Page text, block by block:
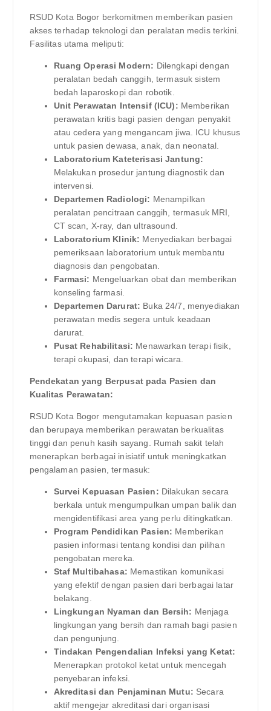
RSUD Kota Bogor berkomitmen memberikan pasien
akses terhadap teknologi dan peralatan medis terkini.
Fasilitas utama meliputi:
Ruang Operasi Modern: Dilengkapi dengan
peralatan bedah canggih, termasuk sistem
bedah laparoskopi dan robotik.
Unit Perawatan Intensif (ICU): Memberikan
perawatan kritis bagi pasien dengan penyakit
atau cedera yang mengancam jiwa. ICU khusus
untuk pasien dewasa, anak, dan neonatal.
Laboratorium Kateterisasi Jantung:
Melakukan prosedur jantung diagnostik dan
intervensi.
Departemen Radiologi: Menampilkan
peralatan pencitraan canggih, termasuk MRI,
CT scan, X-ray, dan ultrasound.
Laboratorium Klinik: Menyediakan berbagai
pemeriksaan laboratorium untuk membantu
diagnosis dan pengobatan.
Farmasi: Mengeluarkan obat dan memberikan
konseling farmasi.
Departemen Darurat: Buka 24/7, menyediakan
perawatan medis segera untuk keadaan
darurat.
Pusat Rehabilitasi: Menawarkan terapi fisik,
terapi okupasi, dan terapi wicara.
Pendekatan yang Berpusat pada Pasien dan
Kualitas Perawatan:
RSUD Kota Bogor mengutamakan kepuasan pasien
dan berupaya memberikan perawatan berkualitas
tinggi dan penuh kasih sayang. Rumah sakit telah
menerapkan berbagai inisiatif untuk meningkatkan
pengalaman pasien, termasuk:
Survei Kepuasan Pasien: Dilakukan secara
berkala untuk mengumpulkan umpan balik dan
mengidentifikasi area yang perlu ditingkatkan.
Program Pendidikan Pasien: Memberikan
pasien informasi tentang kondisi dan pilihan
pengobatan mereka.
Staf Multibahasa: Memastikan komunikasi
yang efektif dengan pasien dari berbagai latar
belakang.
Lingkungan Nyaman dan Bersih: Menjaga
lingkungan yang bersih dan ramah bagi pasien
dan pengunjung.
Tindakan Pengendalian Infeksi yang Ketat:
Menerapkan protokol ketat untuk mencegah
penyebaran infeksi.
Akreditasi dan Penjaminan Mutu: Secara
aktif mengejar akreditasi dari organisasi